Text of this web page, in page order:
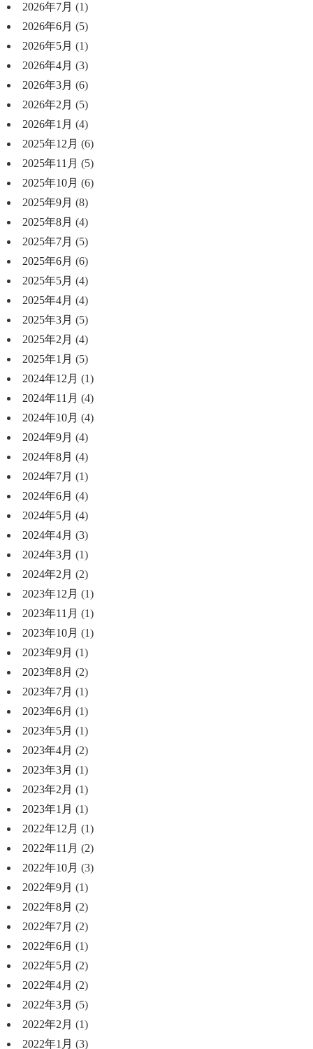
2026年7月 (1)
2026年6月 (5)
2026年5月 (1)
2026年4月 (3)
2026年3月 (6)
2026年2月 (5)
2026年1月 (4)
2025年12月 (6)
2025年11月 (5)
2025年10月 (6)
2025年9月 (8)
2025年8月 (4)
2025年7月 (5)
2025年6月 (6)
2025年5月 (4)
2025年4月 (4)
2025年3月 (5)
2025年2月 (4)
2025年1月 (5)
2024年12月 (1)
2024年11月 (4)
2024年10月 (4)
2024年9月 (4)
2024年8月 (4)
2024年7月 (1)
2024年6月 (4)
2024年5月 (4)
2024年4月 (3)
2024年3月 (1)
2024年2月 (2)
2023年12月 (1)
2023年11月 (1)
2023年10月 (1)
2023年9月 (1)
2023年8月 (2)
2023年7月 (1)
2023年6月 (1)
2023年5月 (1)
2023年4月 (2)
2023年3月 (1)
2023年2月 (1)
2023年1月 (1)
2022年12月 (1)
2022年11月 (2)
2022年10月 (3)
2022年9月 (1)
2022年8月 (2)
2022年7月 (2)
2022年6月 (1)
2022年5月 (2)
2022年4月 (2)
2022年3月 (5)
2022年2月 (1)
2022年1月 (3)